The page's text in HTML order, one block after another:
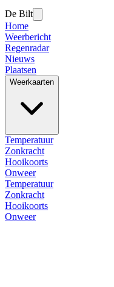
De Bilt
Home
Weerbericht
Regenradar
Nieuws
Plaatsen
Weerkaarten
Temperatuur
Zonkracht
Hooikoorts
Onweer
Temperatuur
Zonkracht
Hooikoorts
Onweer